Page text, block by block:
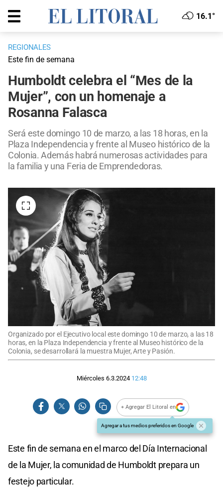
16.1°
REGIONALES
Este fin de semana
Humboldt celebra el “Mes de la
Mujer”, con un homenaje a
Rosanna Falasca
Será este domingo 10 de marzo, a las 18 horas, en la
Plaza Independencia y frente al Museo histórico de la
Colonia. Además habrá numerosas actividades para
la familia y una Feria de Emprendedoras.
Organizado por el Ejecutivo local este domingo 10 de marzo, a las 18
horas, en la Plaza Independencia y frente al Museo histórico de la
Colonia, se desarrollará la muestra Mujer, Arte y Pasión.
Miércoles 6.3.2024 12:48
+ Agregar El Litoral en
Agregar a tus medios preferidos en Google
Este fin de semana en el marco del Día Internacional
de la Mujer, la comunidad de Humboldt prepara un
festejo particular.